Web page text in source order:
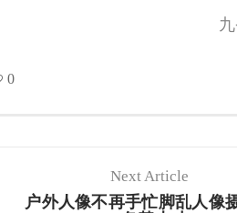
0
Next Article
户外人像不再手忙脚乱人像